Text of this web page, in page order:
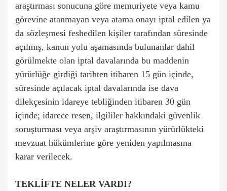
araştırması sonucuna göre memuriyete veya kamu
görevine atanmayan veya atama onayı iptal edilen ya
da sözleşmesi feshedilen kişiler tarafından süresinde
açılmış, kanun yolu aşamasında bulunanlar dahil
görülmekte olan iptal davalarında bu maddenin
yürürlüğe girdiği tarihten itibaren 15 gün içinde,
süresinde açılacak iptal davalarında ise dava
dilekçesinin idareye tebliğinden itibaren 30 gün
içinde; idarece resen, ilgililer hakkındaki güvenlik
soruşturması veya arşiv araştırmasının yürürlükteki
mevzuat hükümlerine göre yeniden yapılmasına
karar verilecek.
TEKLİFTE NELER VARDI?